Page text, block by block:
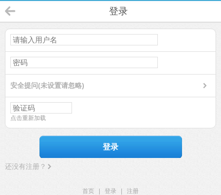
登录
安全提问(未设置请忽略)
点击重新加载
登录
还没有注册？
首页 登录
注册